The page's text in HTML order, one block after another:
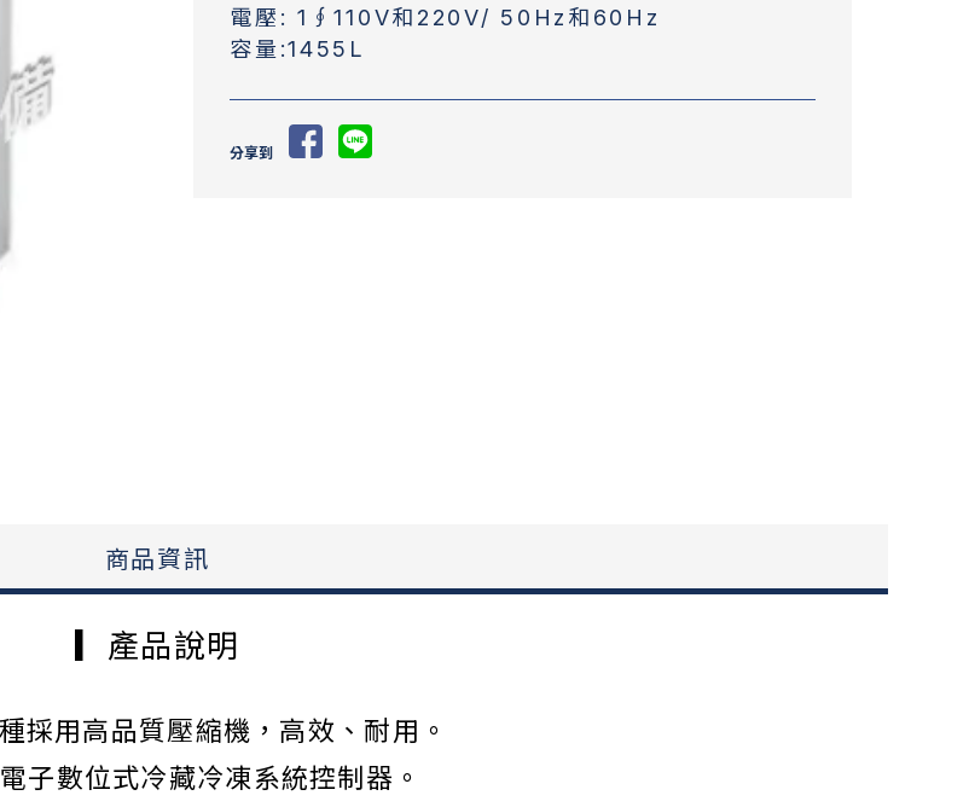
電壓: 1∮110V和220V/ 50Hz和60Hz
容量:1455L
分享到
商品資訊
▎產品說明
採用高品質壓縮機，高效、耐用。
子數位式冷藏冷凍系統控制器。